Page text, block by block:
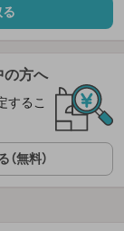
の方へ
するこ
無料）